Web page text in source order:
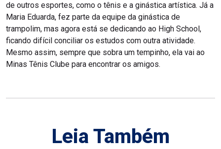
de outros esportes, como o tênis e a ginástica artística. Já a
Maria Eduarda, fez parte da equipe da ginástica de
trampolim, mas agora está se dedicando ao High School,
ficando difícil conciliar os estudos com outra atividade.
Mesmo assim, sempre que sobra um tempinho, ela vai ao
Minas Tênis Clube para encontrar os amigos.
Leia Também